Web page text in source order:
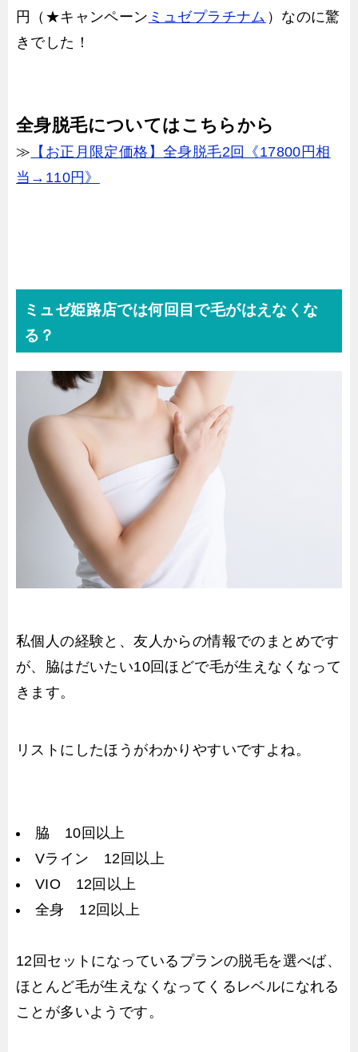
円（★キャンペーン ミュゼプラチナム ）なのに驚
きでした！
全身脱毛についてはこちらから
≫ 【お正月限定価格】全身脱毛2回《17800円相
当→110円》
ミュゼ姫路店では何回目で毛がはえなくな
る？
私個人の経験と、友人からの情報でのまとめです
が、脇はだいたい10回ほどで毛が生えなくなって
きます。
リストにしたほうがわかりやすいですよね。
脇 10回以上
Vライン 12回以上
VIO 12回以上
全身 12回以上
12回セットになっているプランの脱毛を選べば、
ほとんど毛が生えなくなってくるレベルになれる
ことが多いようです。